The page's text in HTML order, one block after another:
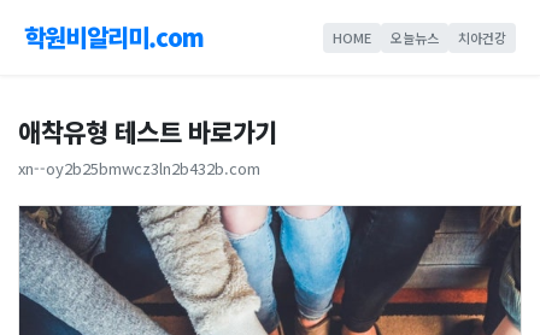
학원비알리미.com HOME 오늘뉴스 치아건강
애착유형 테스트 바로가기
xn--oy2b25bmwcz3ln2b432b.com